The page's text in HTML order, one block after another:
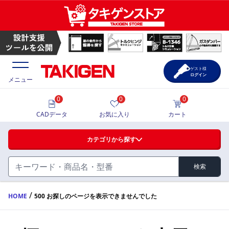
ハンドル・取手・つまみ・周辺機器
FA・A
蝶番・ステー・周辺機器
価格一覧
製品カタログ
メニュー
カテゴリから探す
検索
0
CADデータ
0
お気に入り
0
カート
ゲスト様
ログイン
HOME / 500 お探しのページを表示できませんでした